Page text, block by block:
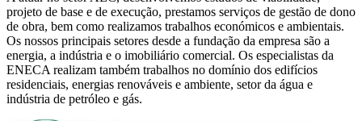
projeto de base e de execução, prestamos serviços de gestão de dono
de obra, bem como realizamos trabalhos económicos e ambientais.
Os nossos principais setores desde a fundação da empresa são a
energia, a indústria e o imobiliário comercial. Os especialistas da
ENECA realizam também trabalhos no domínio dos edifícios
residenciais, energias renováveis e ambiente, setor da água e
indústria de petróleo e gás.